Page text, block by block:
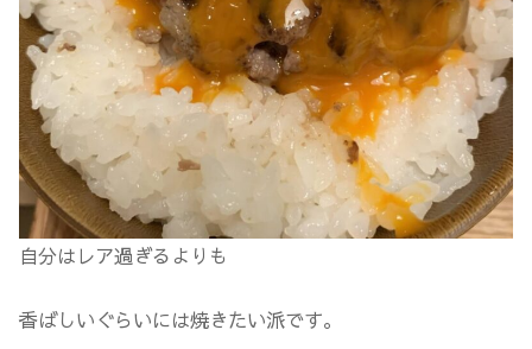
自分はレア過ぎるよりも
香ばしいぐらいには焼きたい派です。